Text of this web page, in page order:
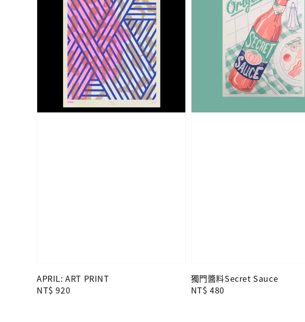
APRIL: ART PRINT
Regular
NT$ 920
獨門醬料Secret Sauce
Regular
NT$ 480